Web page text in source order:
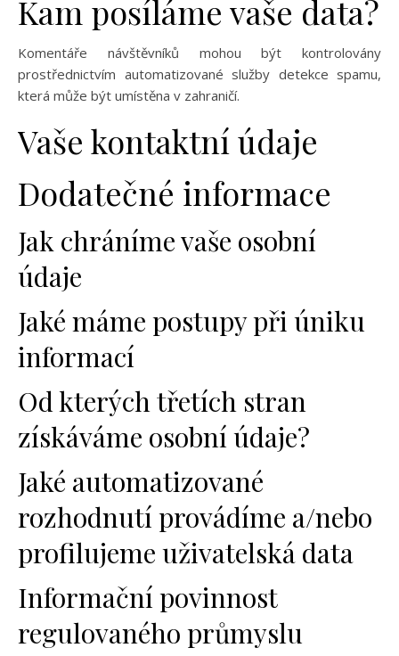
Kam posíláme vaše data?
Komentáře návštěvníků mohou být kontrolovány
prostřednictvím automatizované služby detekce spamu,
která může být umístěna v zahraničí.
Vaše kontaktní údaje
Dodatečné informace
Jak chráníme vaše osobní
údaje
Jaké máme postupy při úniku
informací
Od kterých třetích stran
získáváme osobní údaje?
Jaké automatizované
rozhodnutí provádíme a/nebo
profilujeme uživatelská data
Informační povinnost
regulovaného průmyslu